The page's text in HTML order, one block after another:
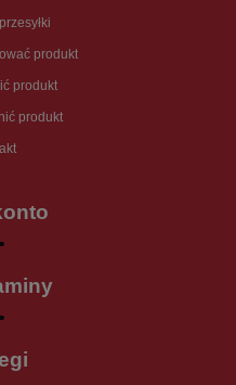
produkt
produkt
produkt